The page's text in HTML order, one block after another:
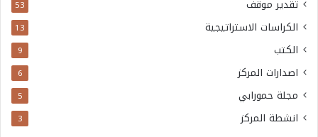
تقدير موقف 53
الكراسات الاستراتيجية 13
الكتب 9
اصدارات المركز 6
مجلة حمورابي 5
انشطة المركز 3